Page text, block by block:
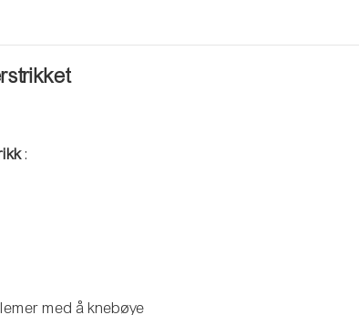
:
med å knebøye